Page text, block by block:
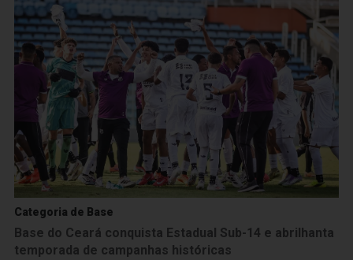
Categoria de Base
Base do Ceará conquista Estadual Sub-14 e abrilhanta
temporada de campanhas históricas